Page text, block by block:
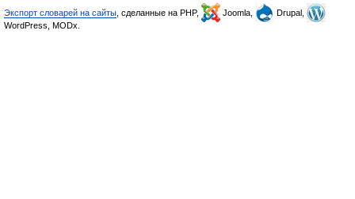
Экспорт словарей на сайты , сделанные на PHP, Joomla,
Drupal,
WordPress, MODx.